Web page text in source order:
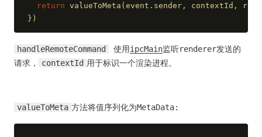
return valueToMeta(event.sender, contextId,
})
handleRemoteCommand 使用ipcMain监听renderer发送的
请求，
contextId 用于标识一个渲染进程。
valueToMeta 方法将值序列化为MetaData: